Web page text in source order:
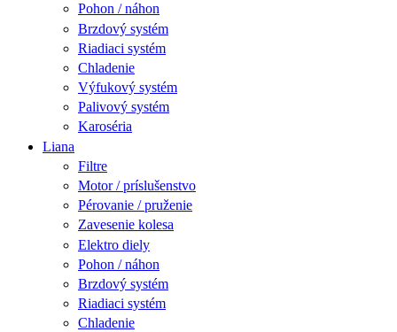
Pohon / náhon
Brzdový systém
Riadiaci systém
Chladenie
Výfukový systém
Palivový systém
Karoséria
Liana
Filtre
Motor / príslušenstvo
Pérovanie / pruženie
Zavesenie kolesa
Elektro diely
Pohon / náhon
Brzdový systém
Riadiaci systém
Chladenie